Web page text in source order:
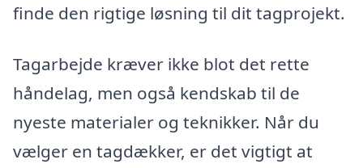
finde den rigtige løsning til dit tagprojekt.
Tagarbejde kræver ikke blot det rette
håndelag, men også kendskab til de
nyeste materialer og teknikker. Når du
vælger en tagdækker, er det vigtigt at